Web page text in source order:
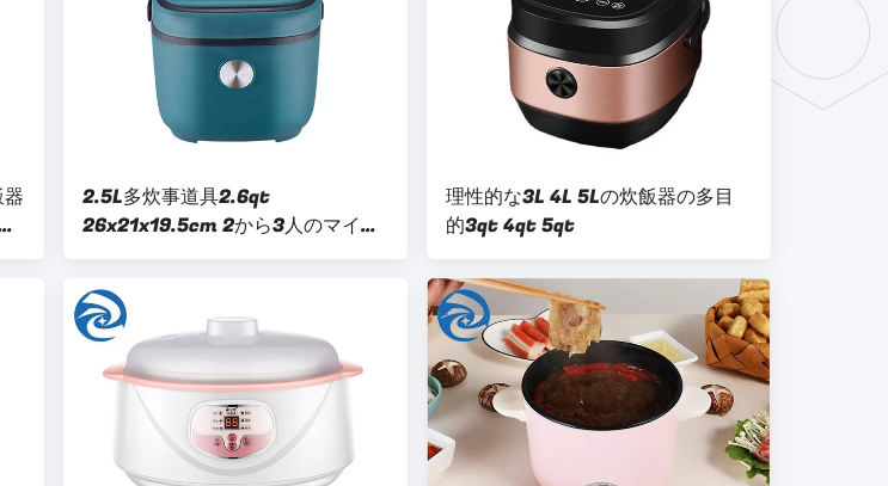
2.5L多炊事道具2.6qt
26x21x19.5cm 2から3人のマイク
ロコンピューターのタイプ
理性的な3L 4L 5Lの炊飯器の多目
的3qt 4qt 5qt